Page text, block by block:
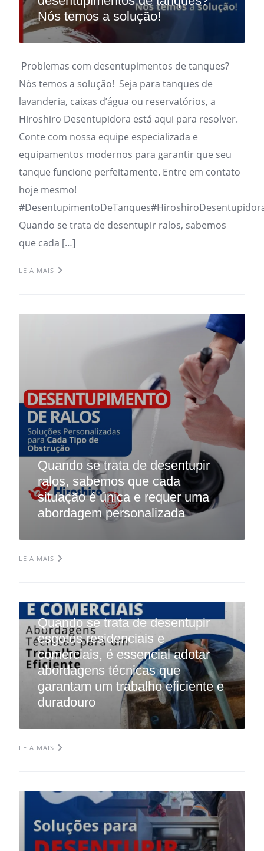
Nós temos a solução!
Problemas com desentupimentos de tanques?
Nós temos a solução! Seja para tanques de
lavanderia, caixas d’água ou reservatórios, a
Hiroshiro Desentupidora está aqui para resolver.
Conte com nossa equipe especializada e
equipamentos modernos para garantir que seu
tanque funcione perfeitamente. Entre em contato
hoje mesmo!
Quando se trata de desentupir ralos, sabemos
que cada […]
LEIA MAIS
Quando se trata de desentupir
ralos, sabemos que cada
situação é única e requer uma
abordagem personalizada
LEIA MAIS
Quando se trata de desentupir
esgotos residenciais e
comerciais, é essencial adotar
abordagens técnicas que
garantam um trabalho eficiente e
duradouro
LEIA MAIS